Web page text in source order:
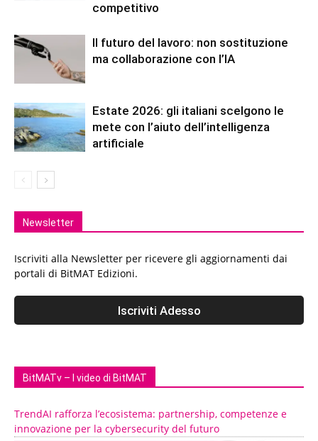
competitivo
Il futuro del lavoro: non sostituzione
ma collaborazione con l’IA
Estate 2026: gli italiani scelgono le
mete con l’aiuto dell’intelligenza
artificiale
Newsletter
Iscriviti alla Newsletter per ricevere gli aggiornamenti dai
portali di BitMAT Edizioni.
BitMATv – I video di BitMAT
TrendAI rafforza l’ecosistema: partnership, competenze e
innovazione per la cybersecurity del futuro